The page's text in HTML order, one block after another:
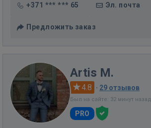
+371 *** *** 65 Эл. почта
Предложить заказ
Artis M.
4.8 · 29 отзывов
Был на сайте: 32 минут назад
PRO